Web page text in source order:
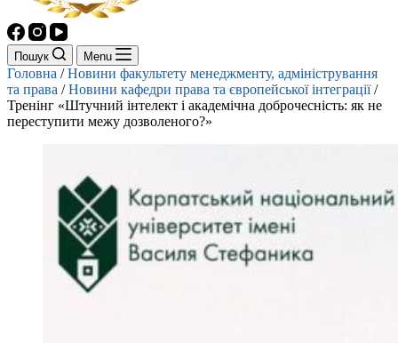
Пошук Menu
Головна /Новини факультету менеджменту, адміністрування
та права /Новини кафедри права та європейської інтеграції/
Тренінг «Штучний інтелект і академічна доброчесність: як не
переступити межу дозволеного?»